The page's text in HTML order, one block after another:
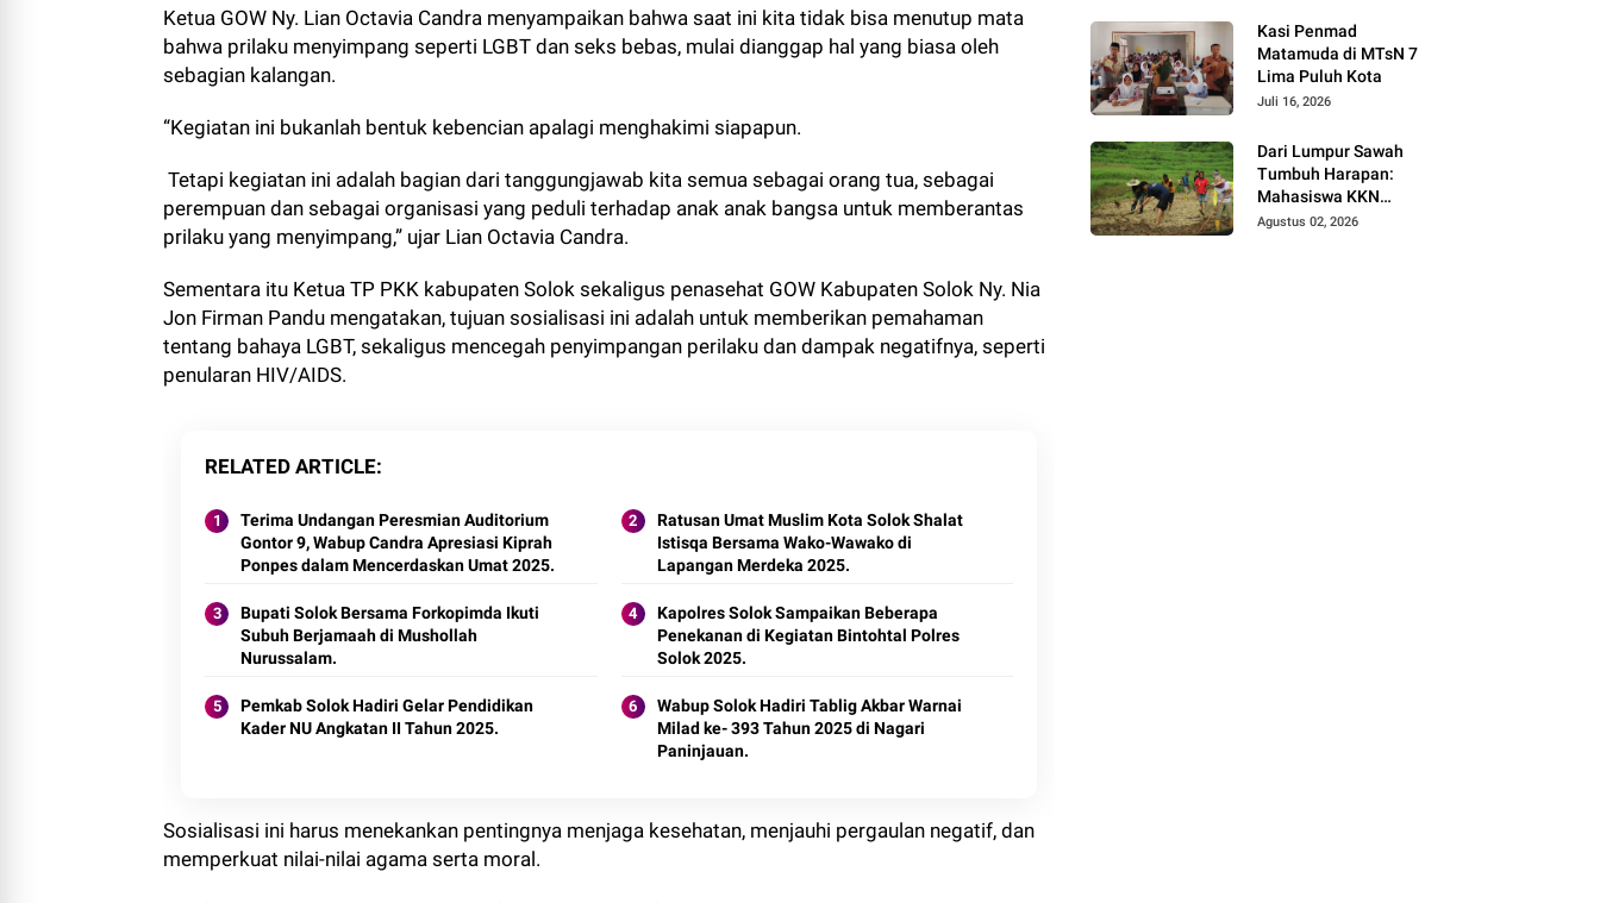
Ketua GOW Ny. Lian Octavia Candra menyampaikan bahwa saat ini kita tidak bisa menutup mata
bahwa prilaku menyimpang seperti LGBT dan seks bebas, mulai dianggap hal yang biasa oleh
sebagian kalangan.
“Kegiatan ini bukanlah bentuk kebencian apalagi menghakimi siapapun.
Tetapi kegiatan ini adalah bagian dari tanggungjawab kita semua sebagai orang tua, sebagai
perempuan dan sebagai organisasi yang peduli terhadap anak anak bangsa untuk memberantas
prilaku yang menyimpang,” ujar Lian Octavia Candra.
Sementara itu Ketua TP PKK kabupaten Solok sekaligus penasehat GOW Kabupaten Solok Ny. Nia
Jon Firman Pandu mengatakan, tujuan sosialisasi ini adalah untuk memberikan pemahaman
tentang bahaya LGBT, sekaligus mencegah penyimpangan perilaku dan dampak negatifnya, seperti
penularan HIV/AIDS.
RELATED ARTICLE
Terima Undangan Peresmian Auditorium
Gontor 9, Wabup Candra Apresiasi Kiprah
Ponpes dalam Mencerdaskan Umat 2025.
Ratusan Umat Muslim Kota Solok Shalat
Istisqa Bersama Wako-Wawako di
Lapangan Merdeka 2025.
Bupati Solok Bersama Forkopimda Ikuti
Subuh Berjamaah di Mushollah
Nurussalam.
Kapolres Solok Sampaikan Beberapa
Penekanan di Kegiatan Bintohtal Polres
Solok 2025.
Pemkab Solok Hadiri Gelar Pendidikan
Kader NU Angkatan II Tahun 2025.
Wabup Solok Hadiri Tablig Akbar Warnai
Milad ke- 393 Tahun 2025 di Nagari
Paninjauan.
Sosialisasi ini harus menekankan pentingnya menjaga kesehatan, menjauhi pergaulan negatif, dan
memperkuat nilai-nilai agama serta moral.
Kasi Penmad
Matamuda di MTsN 7
Lima Puluh Kota
Juli 16, 2026
Dari Lumpur Sawah
Tumbuh Harapan:
Mahasiswa KKN
Universitas Andalas
Agustus 02, 2026